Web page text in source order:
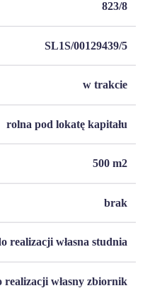
823/8
SL1S/00129439/5
w trakcie
rolna pod lokatę kapitału
500 m2
brak
realizacji własna studnia
realizacji własny zbiornik